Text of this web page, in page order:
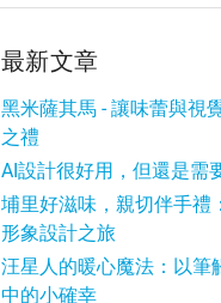
最新文章
黑米薩其馬 - 讓味蕾與視
之禮
AI設計很好用，但還是需
埔里好滋味，親切伴手禮
形象設計之旅
汪星人的暖心魔法：以筆
中的小確幸